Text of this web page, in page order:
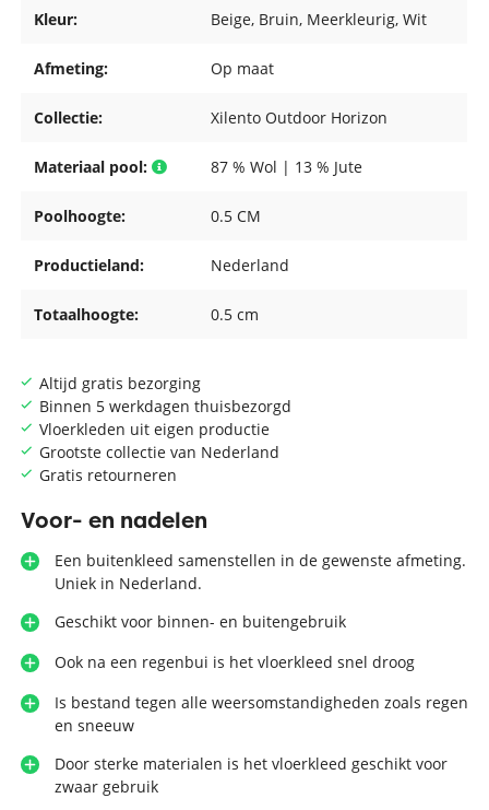
Altijd gratis bezorging
Binnen 5 werkdagen thuisbezorgd
Vloerkleden uit eigen productie
Grootste collectie van Nederland
Gratis retourneren
Voor- en nadelen
Een buitenkleed samenstellen in de gewenste afmeting.
Uniek in Nederland.
Geschikt voor binnen- en buitengebruik
Ook na een regenbui is het vloerkleed snel droog
Is bestand tegen alle weersomstandigheden zoals regen
en sneeuw
Door sterke materialen is het vloerkleed geschikt voor
zwaar gebruik
Kleur: Beige, Bruin, Meerkleurig, Wit
Afmeting: Op maat
Collectie: Xilento Outdoor Horizon
Materiaal pool: 87 % Wol | 13 % Jute
Poolhoogte: 0.5 CM
Productieland: Nederland
Totaalhoogte: 0.5 cm